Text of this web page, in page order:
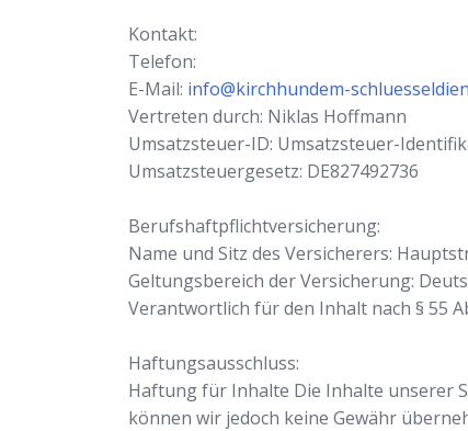
Kontakt:
Telefon:
E-Mail: info@kirchhundem-
Vertreten durch: Niklas Hoffmann
Umsatzsteuer-ID: Umsatzsteuer-
Umsatzsteuergesetz: DE827492736
Berufshaftpflichtversicherung:
Name und Sitz des Versicherers:
Geltungsbereich der Versicherung:
Verantwortlich für den Inhalt nach § 55
Haftungsausschluss:
Haftung für Inhalte Die Inhalte unserer
können wir jedoch keine Gewähr